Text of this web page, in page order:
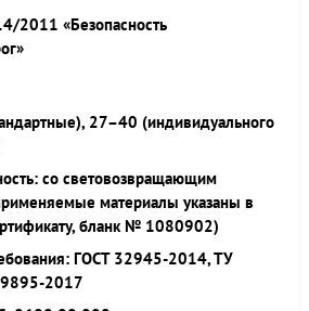
2011 «Безопасность
27–40 (индивидуального
со световозвращающим
материалы указаны в
бланк № 1080902)
ГОСТ 32945-2014, ТУ
2017